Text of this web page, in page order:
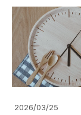
2026/03/25